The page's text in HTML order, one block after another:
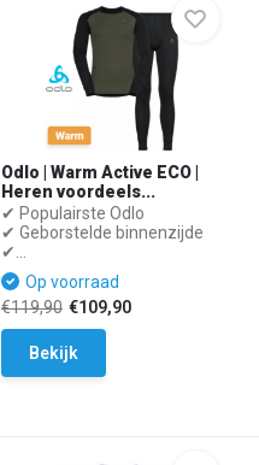
Odlo | Warm Active ECO |
Heren voordeels...
✔ Populairste Odlo
✔ Geborstelde binnenzijde
✔...
Op voorraad
€119,90 €109,90
Bekijk